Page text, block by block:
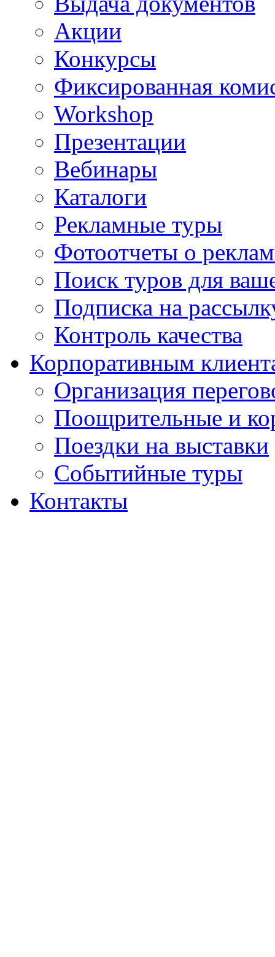
Акции
Конкурсы
Фиксированная
Workshop
Презентации
Вебинары
Каталоги
Рекламные туры
Фотоотчеты о
Поиск туров для
Подписка на
Контроль качества
Корпоративным
Организация
Поощрительные и
Поездки на выставки
Событийные туры
Контакты